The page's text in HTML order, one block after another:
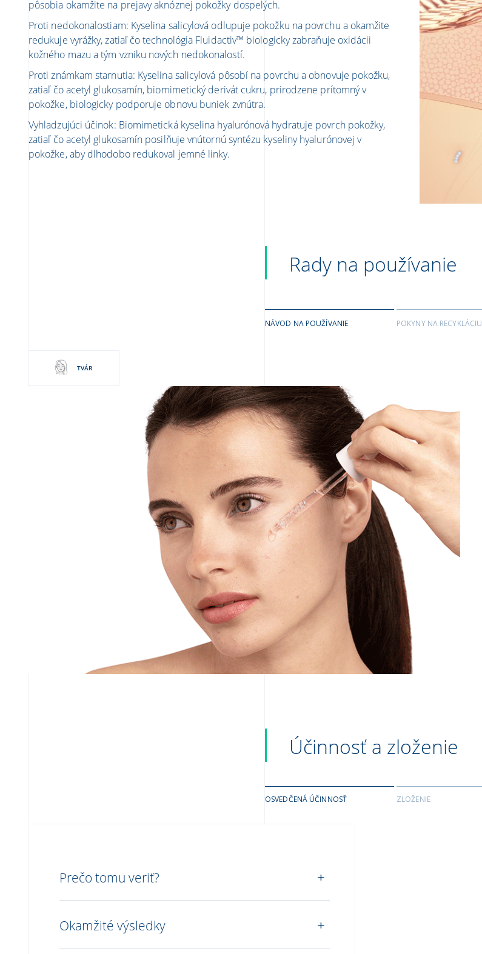
pôsobia okamžite na prejavy aknóznej pokožky dospelých.
Proti nedokonalostiam: Kyselina salicylová odlupuje pokožku na povrchu a okamžite
redukuje vyrážky, zatiaľ čo technológia Fluidactiv™ biologicky zabraňuje oxidácii
kožného mazu a tým vzniku nových nedokonalostí.
Proti známkam starnutia: Kyselina salicylová pôsobí na povrchu a obnovuje pokožku,
zatiaľ čo acetyl glukosamín, biomimetický derivát cukru, prirodzene prítomný v
pokožke, biologicky podporuje obnovu buniek zvnútra.
Vyhladzujúci účinok: Biomimetická kyselina hyalurónová hydratuje povrch pokožky,
zatiaľ čo acetyl glukosamín posilňuje vnútornú syntézu kyseliny hyalurónovej v
pokožke, aby dlhodobo redukoval jemné linky.
Rady na používanie
NÁVOD NA POUŽÍVANIE POKYNY NA RECYKLÁCIU
TVÁR
Účinnosť a zloženie
OSVEDČENÁ ÚČINNOSŤ ZLOŽENIE
Prečo tomu veriť?
Okamžité výsledky